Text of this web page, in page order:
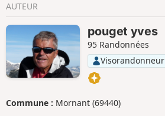
AUTEUR
pouget yves
95 Randonnées
Visorandonneur
Commune : Mornant (69440)